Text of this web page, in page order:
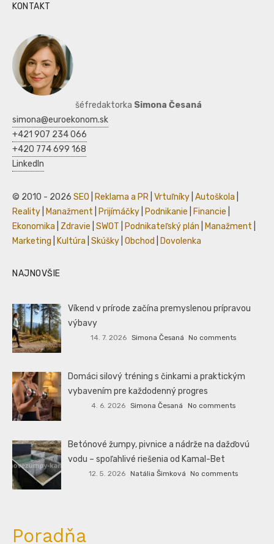
KONTAKT
šéfredaktorka Simona Česaná
simona@euroekonom.sk
+421 907 234 066
+420 774 699 168
LinkedIn
© 2010 - 2026 SEO Reklama a PR Vrtuľníky Autoškola
Reality
Manažment Prijímáčky Podnikanie Financie
Ekonomika
Zdravie SWOT Podnikateľský plán Manažment
Marketing
Kultúra Skúšky Obchod Dovolenka
NAJNOVŠIE
Víkend v prírode začína premyslenou prípravou
výbavy
14. 7. 2026 Simona Česaná No comments
Domáci silový tréning s činkami a praktickým
vybavením pre každodenný progres
4. 6. 2026 Simona Česaná No comments
Betónové žumpy, pivnice a nádrže na dažďovú
vodu – spoľahlivé riešenia od Kamal-Bet
12. 5. 2026 Natália Šimková No comments
Poradňa